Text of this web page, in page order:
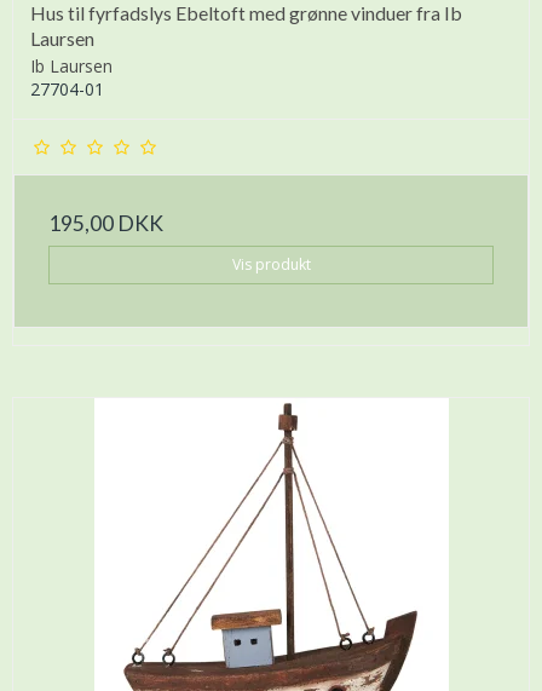
Hus til fyrfadslys Ebeltoft med grønne vinduer fra Ib
Laursen
Ib Laursen
27704-01
195,00 DKK
Vis produkt